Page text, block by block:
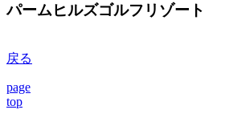
パームヒルズゴルフリゾート
戻る
page
top